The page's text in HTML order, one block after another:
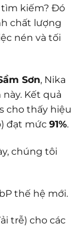
kiếm? Đó
chất lượng
nén và tối
Sơn, Nika
Kết quả
cho thấy hiệu
đạt mức91%.
chúng tôi
thế hệ mới.
trễ) cho các